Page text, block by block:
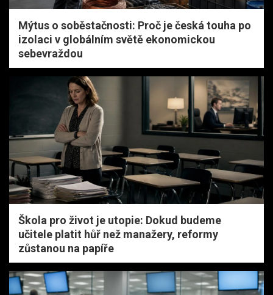
Mýtus o soběstačnosti: Proč je česká touha po
izolaci v globálním světě ekonomickou
sebevraždou
Škola pro život je utopie: Dokud budeme
učitele platit hůř než manažery, reformy
zůstanou na papíře